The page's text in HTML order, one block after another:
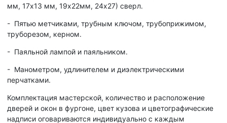
мм, 17х13 мм, 19х22мм, 24х27) сверл.
- Пятью метчиками, трубным ключом, трубоприжимом,
труборезом, керном.
- Паяльной лампой и паяльником.
- Манометром, удлинителем и диэлектрическими
перчатками.
Комплектация мастерской, количество и расположение
дверей и окон в фургоне, цвет кузова и цветографические
надписи оговариваются индивидуально с каждым